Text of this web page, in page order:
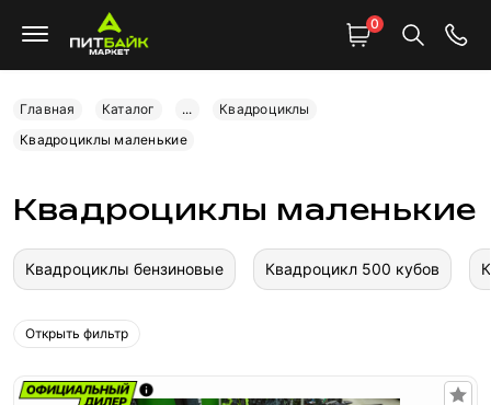
0
Главная Каталог ...
Квадроциклы
Квадроциклы маленькие
Квадроциклы маленькие
Квадроциклы бензиновые Квадроцикл 500 кубов
Открыть фильтр